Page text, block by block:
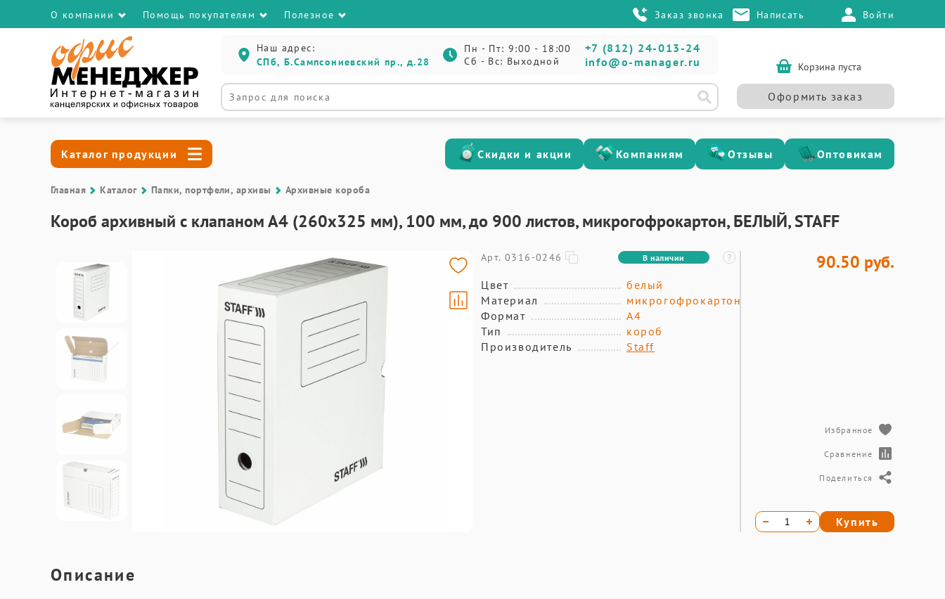
О компании Помощь покупателям Полезное Заказ звонка Написать Войти
Наш адрес:
СПб, Б.Сампсониевский пр., д.28
Пн - Пт: 9:00 - 18:00
Сб - Вс: Выходной
+7 (812) 24-013-24
info@o-manager.ru
Корзина пуста
Оформить заказ
Каталог продукции Скидки и акции Компаниям Отзывы Оптовикам
Главная Каталог Папки, портфели, архивы Архивные короба
Короб архивный с клапаном А4 (260х325 мм), 100 мм, до 900 листов, микрогофрокартон, БЕЛЫЙ, STAFF
Арт. 0316-0246 В наличии
Цвет
белый
Материал
микрогофрокартон
Формат
А4
Тип
короб
Производитель
Staff
Описание
90.50 руб.
Избранное
Сравнение
Поделиться
Купить